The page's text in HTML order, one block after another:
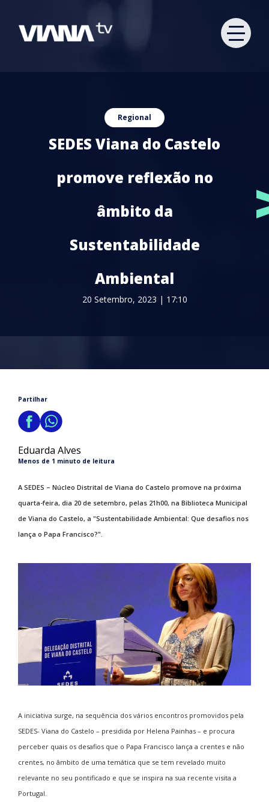
Regional
SEDES Viana do Castelo
promove reflexão no
âmbito da
Sustentabilidade
Ambiental
20 Setembro, 2023 | 17:10
Partilhar
Eduarda Alves
Menos de 1 minuto de leitura
A SEDES – Núcleo Distrital de Viana do Castelo promove na próxima
quarta-feira, dia 20 de setembro, pelas 21h00, na Biblioteca Municipal
de Viana do Castelo, a "Sustentabilidade Ambiental: Que desafios nos
lança o Papa Francisco?".
A iniciativa surge, na sequência dos vários encontros promovidos pela
SEDES- Viana do Castelo – presidida por Helena Painhas – e procura
perceber quais os desafios que o Papa Francisco lança a crentes e não
crentes, no âmbito de uma temática que se tem revelado muito
relevante no seu pontificado e que se inspira na sua recente visita a
Portugal.